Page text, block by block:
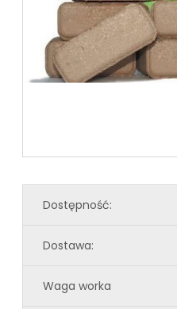
Dostępność:
Dostawa:
Waga worka